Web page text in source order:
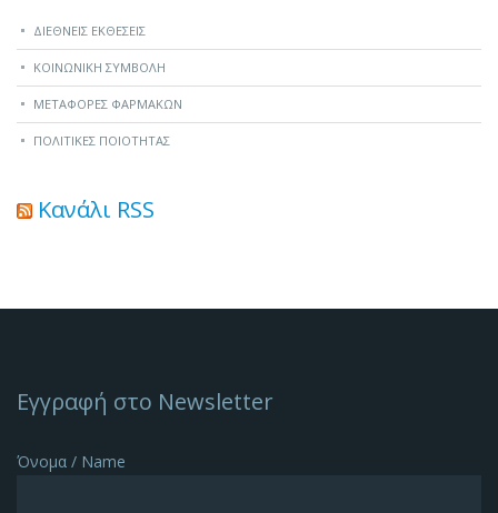
ΔΙΕΘΝΕΙΣ ΕΚΘΕΣΕΙΣ
ΚΟΙΝΩΝΙΚΗ ΣΥΜΒΟΛΗ
ΜΕΤΑΦΟΡΕΣ ΦΑΡΜΑΚΩΝ
ΠΟΛΙΤΙΚΕΣ ΠΟΙΟΤΗΤΑΣ
Κανάλι RSS
Εγγραφή στο Newsletter
Όνομα / Name